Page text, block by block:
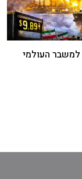
למשבר העולמי